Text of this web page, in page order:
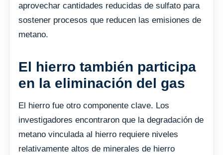
aprovechar cantidades reducidas de sulfato para
sostener procesos que reducen las emisiones de
metano.
El hierro también participa
en la eliminación del gas
El hierro fue otro componente clave. Los
investigadores encontraron que la degradación de
metano vinculada al hierro requiere niveles
relativamente altos de minerales de hierro